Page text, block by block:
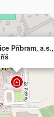
Příbram,